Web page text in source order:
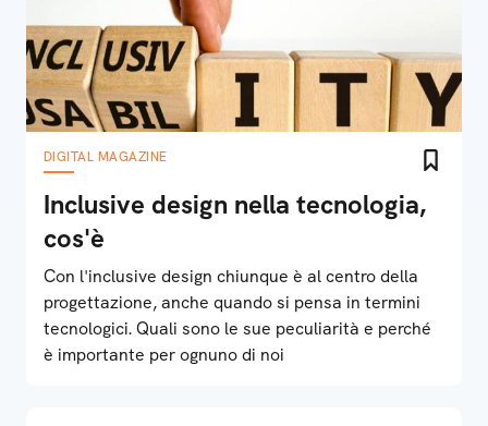
DIGITAL MAGAZINE
Inclusive design nella tecnologia,
cos'è
Con l'inclusive design chiunque è al centro della
progettazione, anche quando si pensa in termini
tecnologici. Quali sono le sue peculiarità e perché
è importante per ognuno di noi